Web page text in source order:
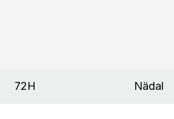
72H Nädal